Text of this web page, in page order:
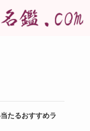
たるおすすめラ